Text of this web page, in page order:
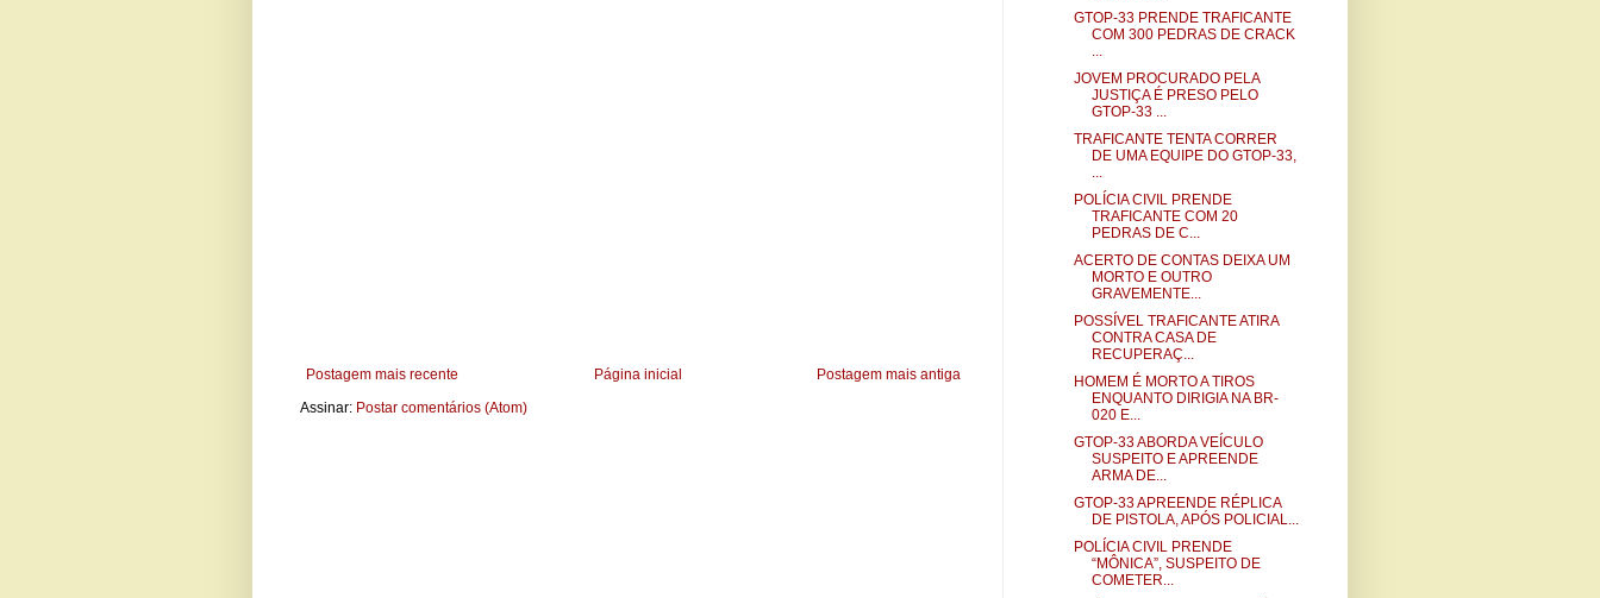
Postagem mais recente Postagem mais antiga
Página inicial
Assinar: Postar comentários (Atom)
GTOP-33 PRENDE TRAFICANTE
COM 300 PEDRAS DE CRACK
...
JOVEM PROCURADO PELA
JUSTIÇA É PRESO PELO
GTOP-33 ...
TRAFICANTE TENTA CORRER
DE UMA EQUIPE DO GTOP-33,
...
POLÍCIA CIVIL PRENDE
TRAFICANTE COM 20
PEDRAS DE C...
ACERTO DE CONTAS DEIXA UM
MORTO E OUTRO
GRAVEMENTE...
POSSÍVEL TRAFICANTE ATIRA
CONTRA CASA DE
RECUPERAÇ...
HOMEM É MORTO A TIROS
ENQUANTO DIRIGIA NA BR-
020 E...
GTOP-33 ABORDA VEÍCULO
SUSPEITO E APREENDE
ARMA DE...
GTOP-33 APREENDE RÉPLICA
DE PISTOLA, APÓS POLICIAL...
POLÍCIA CIVIL PRENDE
“MÔNICA”, SUSPEITO DE
COMETER...